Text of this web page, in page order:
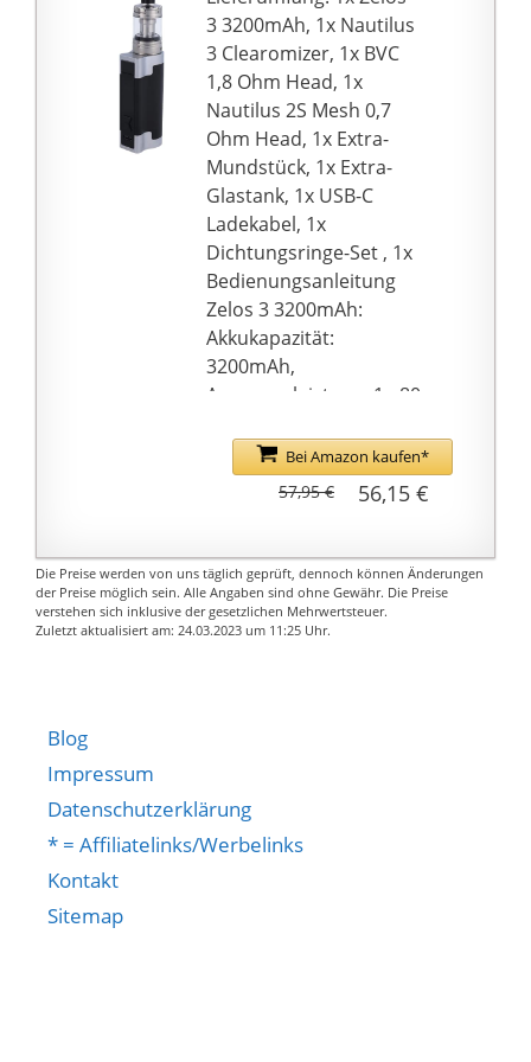
cm Durchmesser
Verdampfer: 25-28 mm
Gewicht: 238 g (ohne
Akkus)
Lieferumfang Smok X-
Priv Kit: 1 x Smok X-Priv
Mod Akkuträger 1 x
Smok TFV12 Prince
Tank Verdampfer 1 x
Smok V12 Prince-Q4
Coil Verdampferkopf
0.4 Ohm (vorinstalliert)
1 x Smok V12 Prince-
T10 Coil
Ohm 1 x Ersatzteile 1 x
USB Kabel 2 x
2500mAhAkku 1 x
das Angebot enthält
kein Nikotin!
3 3200mAh, 1x Nautilus
3 Clearomizer, 1x BVC
1,8 Ohm Head, 1x
Nautilus 2S Mesh 0,7
Ohm Head, 1x Extra-
Mundstück, 1x Extra-
Glastank, 1x USB-C
Ladekabel, 1x
Dichtungsringe-Set , 1x
Bedienungsanleitung
Zelos 3 3200mAh:
Akkukapazität:
3200mAh,
Ausgangsleistung: 1 - 80
VW/ VV/ Bypass/ TC/
TCR/ CPS, OLED Display,
Gewindetyp: 510er
Tankvolumen: 4 ml,
Gewindetyp: 510,
subohm-fähig, Top
Marke Aspire hält was
es verspricht!
Bei Amazon kaufen*
56,15 €
57,95 €
Die Preise werden von uns täglich geprüft, dennoch können Änderungen
der Preise möglich sein. Alle Angaben sind ohne Gewähr. Die Preise
verstehen sich inklusive der gesetzlichen Mehrwertsteuer.
Zuletzt aktualisiert am: 24.03.2023 um 11:25 Uhr.
Blog
Impressum
Datenschutzerklärung
* = Affiliatelinks/Werbelinks
Kontakt
Sitemap